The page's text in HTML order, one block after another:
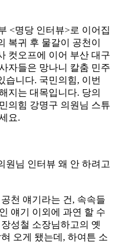
<명당 인터뷰>로 이어집
복귀 후 물갈이 공천이
컷오프에 이어 부산 대구
자들은 망나니 칼춤 민주
습니다. 국민의힘, 이번
지는 대목입니다. 당의
의힘 강명구 의원님 스튜
요.
님 인터뷰 왜 안 하려고
천 얘기라는 건, 속속들
얘기 이외에 과연 할 수
성철 소장님하고의 옛
오게 됐는데, 하여튼 소